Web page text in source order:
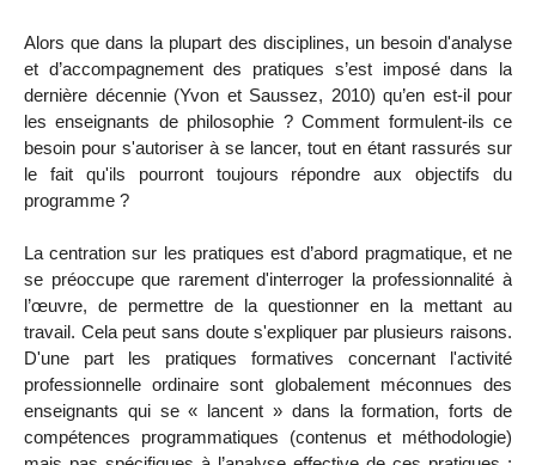
Alors que dans la plupart des disciplines, un besoin d'analyse
et d’accompagnement des pratiques s’est imposé dans la
dernière décennie (Yvon et Saussez, 2010) qu’en est-il pour
les enseignants de philosophie ? Comment formulent-ils ce
besoin pour s'autoriser à se lancer, tout en étant rassurés sur
le fait qu'ils pourront toujours répondre aux objectifs du
programme ?
La centration sur les pratiques est d’abord pragmatique, et ne
se préoccupe que rarement d'interroger la professionnalité à
l’œuvre, de permettre de la questionner en la mettant au
travail. Cela peut sans doute s'expliquer par plusieurs raisons.
D'une part les pratiques formatives concernant l'activité
professionnelle ordinaire sont globalement méconnues des
enseignants qui se « lancent » dans la formation, forts de
compétences programmatiques (contenus et méthodologie)